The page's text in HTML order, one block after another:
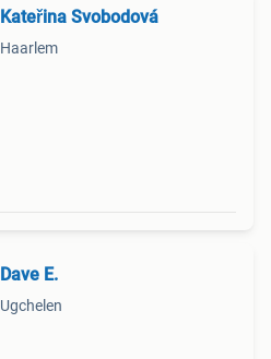
Kateřina Svobodová
Haarlem
Dave E.
Ugchelen